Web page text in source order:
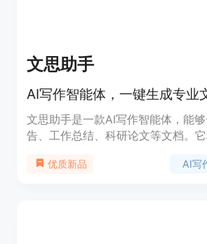
文思助手
AI写作智能体，一键生成专业
文思助手是一款AI写作智能体，能
告、工作总结、科研论文等文档。
由厦门苏哒智能科技有限公司开发
优质新品 AI写